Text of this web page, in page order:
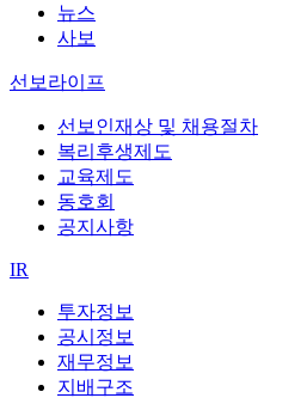
뉴스
사보
선보라이프
선보인재상 및 채용절차
복리후생제도
교육제도
동호회
공지사항
IR
투자정보
공시정보
재무정보
지배구조